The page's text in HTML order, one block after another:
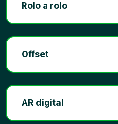
Rolo a rolo
Offset
AR digital